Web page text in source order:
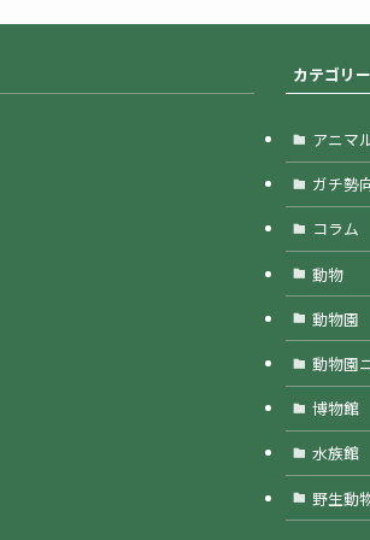
カテゴリー
アニマ
ガチ勢
コラム
動物
動物園
動物園
博物館
水族館
野生動